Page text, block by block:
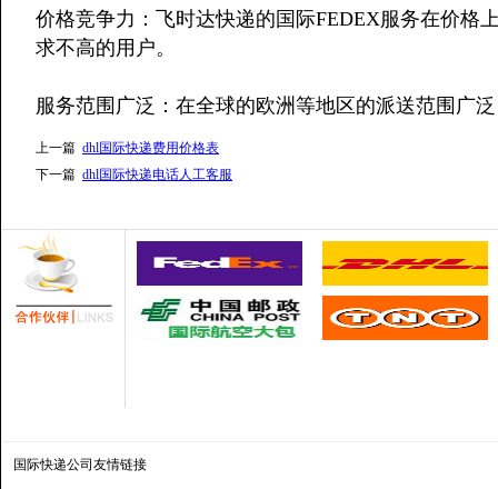
价格竞争力：飞时达快递的国际FEDEX服务在价格
求不高的用户。
服务范围广泛：在全球的欧洲等地区的派送范围广
上一篇 dhl国际快递费用价格表
下一篇 dhl国际快递电话人工客服
国际快递公司 友情链接